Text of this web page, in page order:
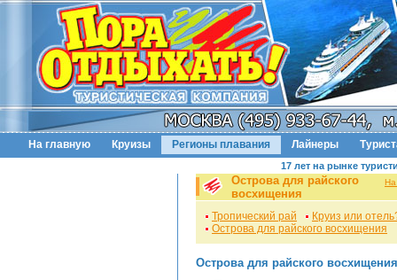
На главную Круизы Регионы плавания Лайнеры
17 лет на рынке
Острова для райского
восхищения
На
Тропический рай
Круиз или
Острова для райского восхищения
Острова для райского восхищения